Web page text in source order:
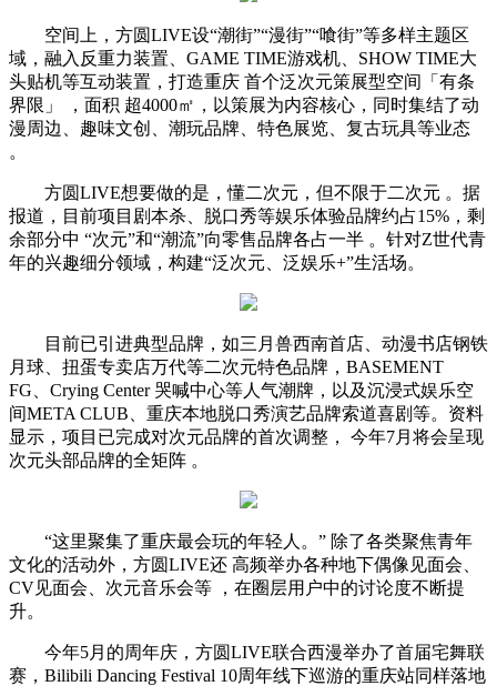
空间上，方圆LIVE设“潮街”“漫街”“喰街”等多样主题区
域，融入反重力装置、GAME TIME游戏机、SHOW TIME大
头贴机等互动装置，打造重庆 首个泛次元策展型空间「有条
界限」 ，面积 超4000㎡，以策展为内容核心，同时集结了动
漫周边、趣味文创、潮玩品牌、特色展览、复古玩具等业态
。
方圆LIVE想要做的是，懂二次元，但不限于二次元 。据
报道，目前项目剧本杀、脱口秀等娱乐体验品牌约占15%，剩
余部分中 “次元”和“潮流”向零售品牌各占一半 。针对Z世代青
年的兴趣细分领域，构建“泛次元、泛娱乐+”生活场。
目前已引进典型品牌，如三月兽西南首店、动漫书店钢铁
月球、扭蛋专卖店万代等二次元特色品牌，BASEMENT
FG、Crying Center 哭喊中心等人气潮牌，以及沉浸式娱乐空
间META CLUB、重庆本地脱口秀演艺品牌索道喜剧等。资料
显示，项目已完成对次元品牌的首次调整， 今年7月将会呈现
次元头部品牌的全矩阵 。
“这里聚集了重庆最会玩的年轻人。” 除了各类聚焦青年
文化的活动外，方圆LIVE还 高频举办各种地下偶像见面会、
CV见面会、次元音乐会等 ，在圈层用户中的讨论度不断提
升。
今年5月的周年庆，方圆LIVE联合西漫举办了首届宅舞联
赛，Bilibili Dancing Festival 10周年线下巡游的重庆站同样落地